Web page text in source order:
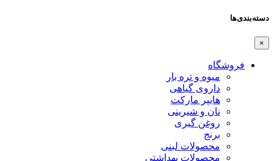
دسته‌بندی‌ها
×
فروشگاه
میوه و تره بار
داروی گیاهی
هایپر مارکت
نان و شیرینی
روغن گیری
برنج
محصولات لبنی
محصولات بهداشتی